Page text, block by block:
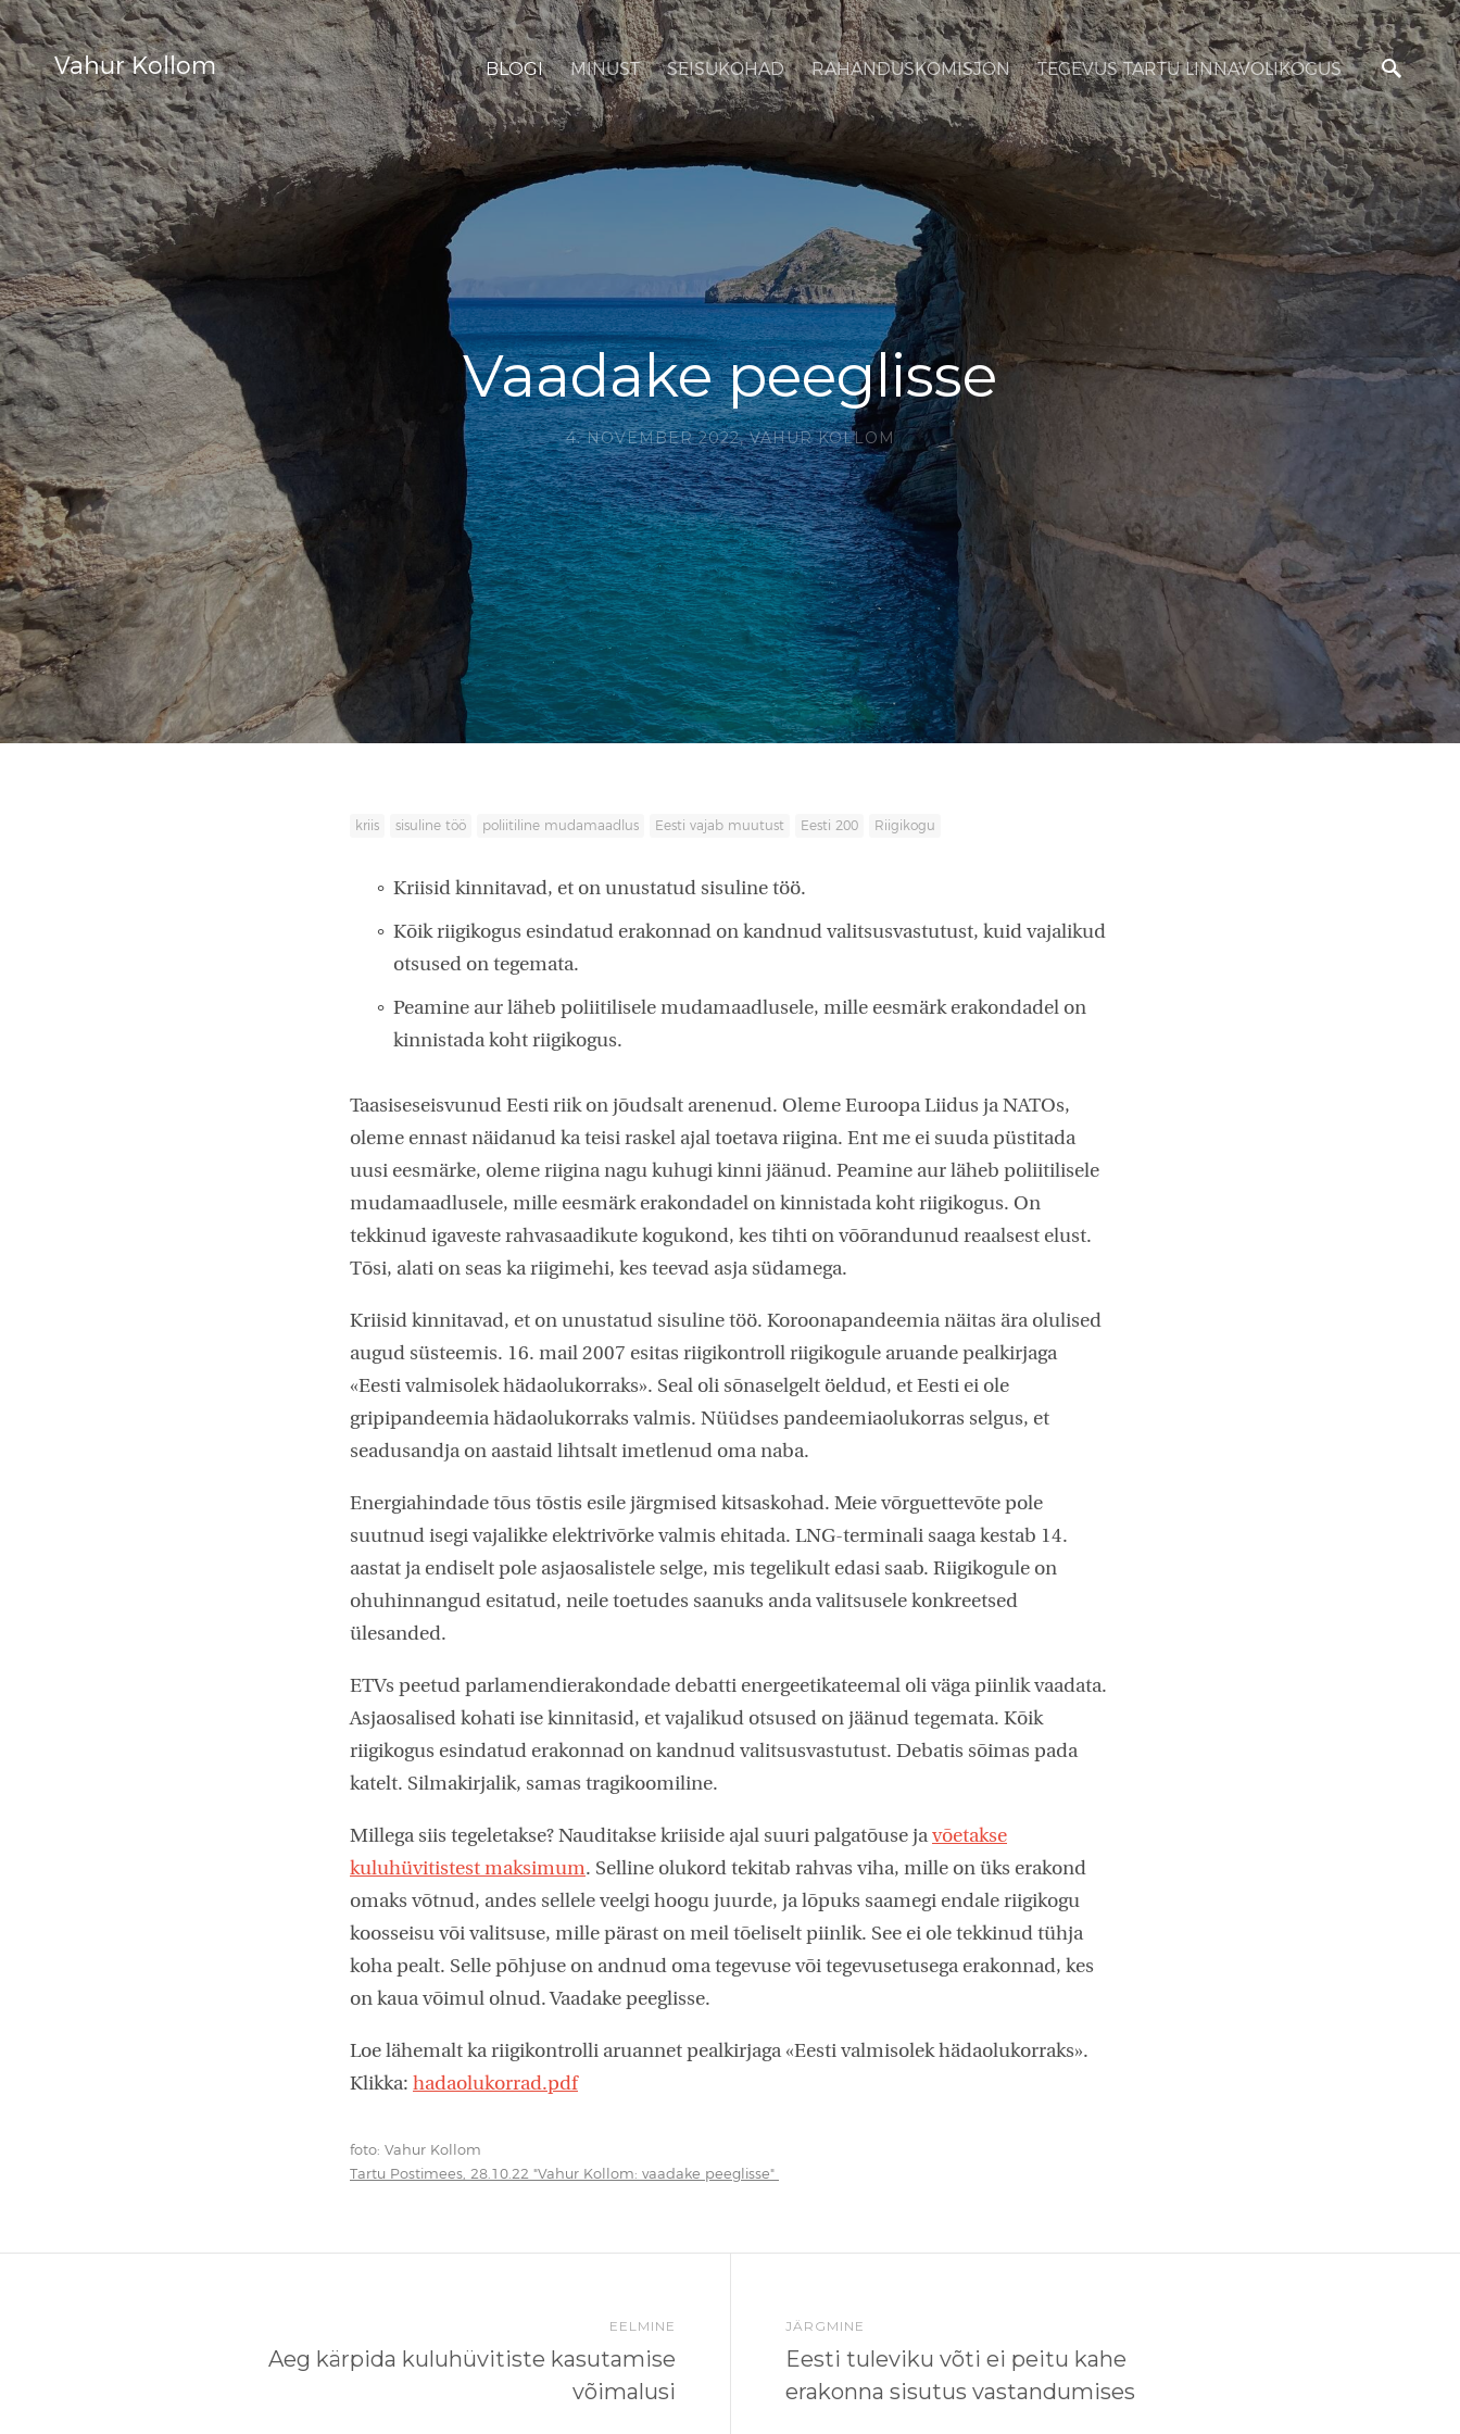
Vahur Kollom BLOGI MINUST SEISUKOHAD RAHANDUSKOMISJON TEGEVUS TARTU LINNAVOLIKOGUS
Vaadake peeglisse
4. NOVEMBER 2022,VAHUR KOLLOM
kriis sisuline töö poliitiline mudamaadlus Eesti vajab muutust Eesti 200 Riigikogu
Kriisid kinnitavad, et on unustatud sisuline töö.
Kõik riigikogus esindatud erakonnad on kandnud valitsusvastutust, kuid vajalikud
otsused on tegemata.
Peamine aur läheb poliitilisele mudamaadlusele, mille eesmärk erakondadel on
kinnistada koht riigikogus.
Taasiseseisvunud Eesti riik on jõudsalt arenenud. Oleme Euroopa Liidus ja NATOs,
oleme ennast näidanud ka teisi raskel ajal toetava riigina. Ent me ei suuda püstitada
uusi eesmärke, oleme riigina nagu kuhugi kinni jäänud. Peamine aur läheb poliitilisele
mudamaadlusele, mille eesmärk erakondadel on kinnistada koht riigikogus. On
tekkinud igaveste rahvasaadikute kogukond, kes tihti on võõrandunud reaalsest elust.
Tõsi, alati on seas ka riigimehi, kes teevad asja südamega.
Kriisid kinnitavad, et on unustatud sisuline töö. Koroonapandeemia näitas ära olulised
augud süsteemis. 16. mail 2007 esitas riigikontroll riigikogule aruande pealkirjaga
«Eesti valmisolek hädaolukorraks». Seal oli sõnaselgelt öeldud, et Eesti ei ole
gripipandeemia hädaolukorraks valmis. Nüüdses pandeemiaolukorras selgus, et
seadusandja on aastaid lihtsalt imetlenud oma naba.
Energiahindade tõus tõstis esile järgmised kitsaskohad. Meie võrguettevõte pole
suutnud isegi vajalikke elektrivõrke valmis ehitada. LNG-terminali saaga kestab 14.
aastat ja endiselt pole asjaosalistele selge, mis tegelikult edasi saab. Riigikogule on
ohuhinnangud esitatud, neile toetudes saanuks anda valitsusele konkreetsed
ülesanded.
ETVs peetud parlamendierakondade debatti energeetikateemal oli väga piinlik vaadata.
Asjaosalised kohati ise kinnitasid, et vajalikud otsused on jäänud tegemata. Kõik
riigikogus esindatud erakonnad on kandnud valitsusvastutust. Debatis sõimas pada
katelt. Silmakirjalik, samas tragikoomiline.
Millega siis tegeletakse? Nauditakse kriiside ajal suuri palgatõuse javõetakse
kuluhüvitistest maksimum. Selline olukord tekitab rahvas viha, mille on üks erakond
omaks võtnud, andes sellele veelgi hoogu juurde, ja lõpuks saamegi endale riigikogu
koosseisu või valitsuse, mille pärast on meil tõeliselt piinlik. See ei ole tekkinud tühja
koha pealt. Selle põhjuse on andnud oma tegevuse või tegevusetusega erakonnad, kes
on kaua võimul olnud. Vaadake peeglisse.
Loe lähemalt ka riigikontrolli aruannet pealkirjaga «Eesti valmisolek hädaolukorraks».
Klikka: hadaolukorrad.pdf
foto: Vahur Kollom
Tartu Postimees, 28.10.22 "Vahur Kollom: vaadake peeglisse"
EELMINE
Aeg kärpida kuluhüvitiste kasutamise
võimalusi
JÄRGMINE
Eesti tuleviku võti ei peitu kahe
erakonna sisutus vastandumises